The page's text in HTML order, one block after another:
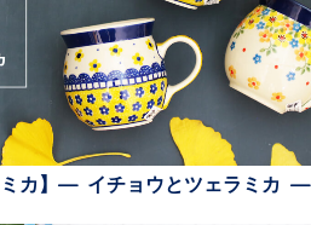
ミカ】— イチョウとツェラミカ —